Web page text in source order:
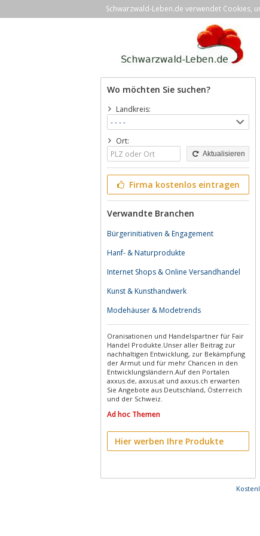
Schwarzwald-Leben.de verwendet Cookies,
Wo möchten Sie suchen?
Landkreis:
Ort:
Aktualisieren
Firma kostenlos eintragen
Verwandte Branchen
Bürgerinitiativen & Engagement
Hanf- & Naturprodukte
Internet Shops & Online Versandhandel
Kunst & Kunsthandwerk
Modehäuser & Modetrends
Oranisationen und Handelspartner für Fair
Handel Produkte.Unser aller Beitrag zur
nachhaltigen Entwicklung, zur Bekämpfung
der Armut und für mehr Chancen in den
Entwicklungsländern.Auf den Portalen
axxus.de, axxus.at und axxus.ch erwarten
Sie Angebote aus Deutschland, Österreich
und der Schweiz.
Ad hoc Themen
Hier werben Ihre Produkte